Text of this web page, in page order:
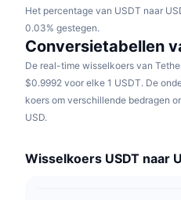
Het percentage van USDT naar
0.03% gestegen.
Conversietabellen
De real-time wisselkoers van
$0.9992 voor elke 1 USDT. De
koers om verschillende bedragen
USD.
Wisselkoers USDT naar